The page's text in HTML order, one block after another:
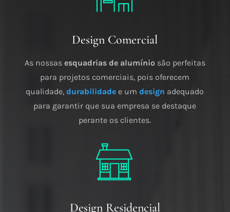
Design Comercial
As nossas esquadrias de alumíniosão perfeitas
para projetos comerciais, pois oferecem
qualidade,durabilidade e umdesign adequado
para garantir que sua empresa se destaque
perante os clientes.
Design Residencial